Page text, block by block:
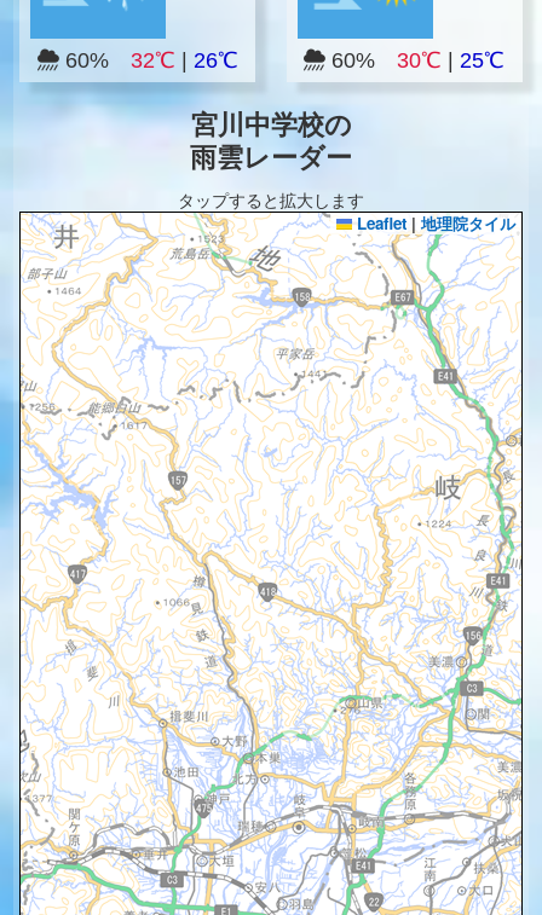
60% 32℃ 26℃ 60% 30℃ |25℃
宮川中学校の
雨雲レーダー
タップすると拡大します
Leaflet | 地理院タイル